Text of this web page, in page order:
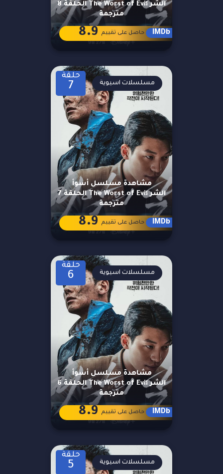
الشر The Worst of Evil الحلقة 8
مترجمة
IMDb حاصل على تقييم 8.9
حلقة
7
مشاهدة مسلسل أسوأ
الشر The Worst of Evil الحلقة 7
مترجمة
مسلسلات اسيوية
IMDb حاصل على تقييم 8.9
حلقة
6
مشاهدة مسلسل أسوأ
الشر The Worst of Evil الحلقة 6
مترجمة
مسلسلات اسيوية
IMDb حاصل على تقييم 8.9
حلقة
5 مسلسلات اسيوية